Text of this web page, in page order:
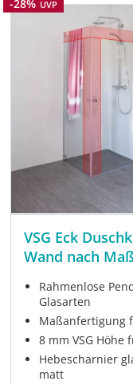
-28% UVP
VSG Eck
Wand nach
Rahmenlose
Glasarten
Maßanfertigung
8 mm VSG Höhe
Hebescharnier
matt